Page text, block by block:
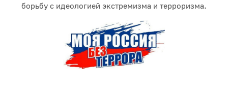
борьбу с идеологией экстремизма и терроризма.